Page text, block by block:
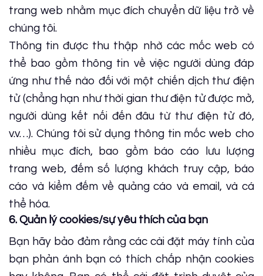
trang web nhằm mục đích chuyển dữ liệu trở về
chúng tôi.
Thông tin được thu thập nhờ các mốc web có
thể bao gồm thông tin về việc người dùng đáp
ứng như thế nào đối với một chiến dịch thư điện
tử (chẳng hạn như thời gian thư điện tử được mở,
người dùng kết nối đến đâu từ thư điện tử đó,
v.v…). Chúng tôi sử dụng thông tin mốc web cho
nhiều mục đích, bao gồm báo cáo lưu lượng
trang web, đếm số lượng khách truy cập, báo
cáo và kiểm đếm về quảng cáo và email, và cá
thể hóa.
6. Quản lý cookies/sự yêu thích của bạn
Bạn hãy bảo đảm rằng các cài đặt máy tính của
bạn phản ánh bạn có thích chấp nhận cookies